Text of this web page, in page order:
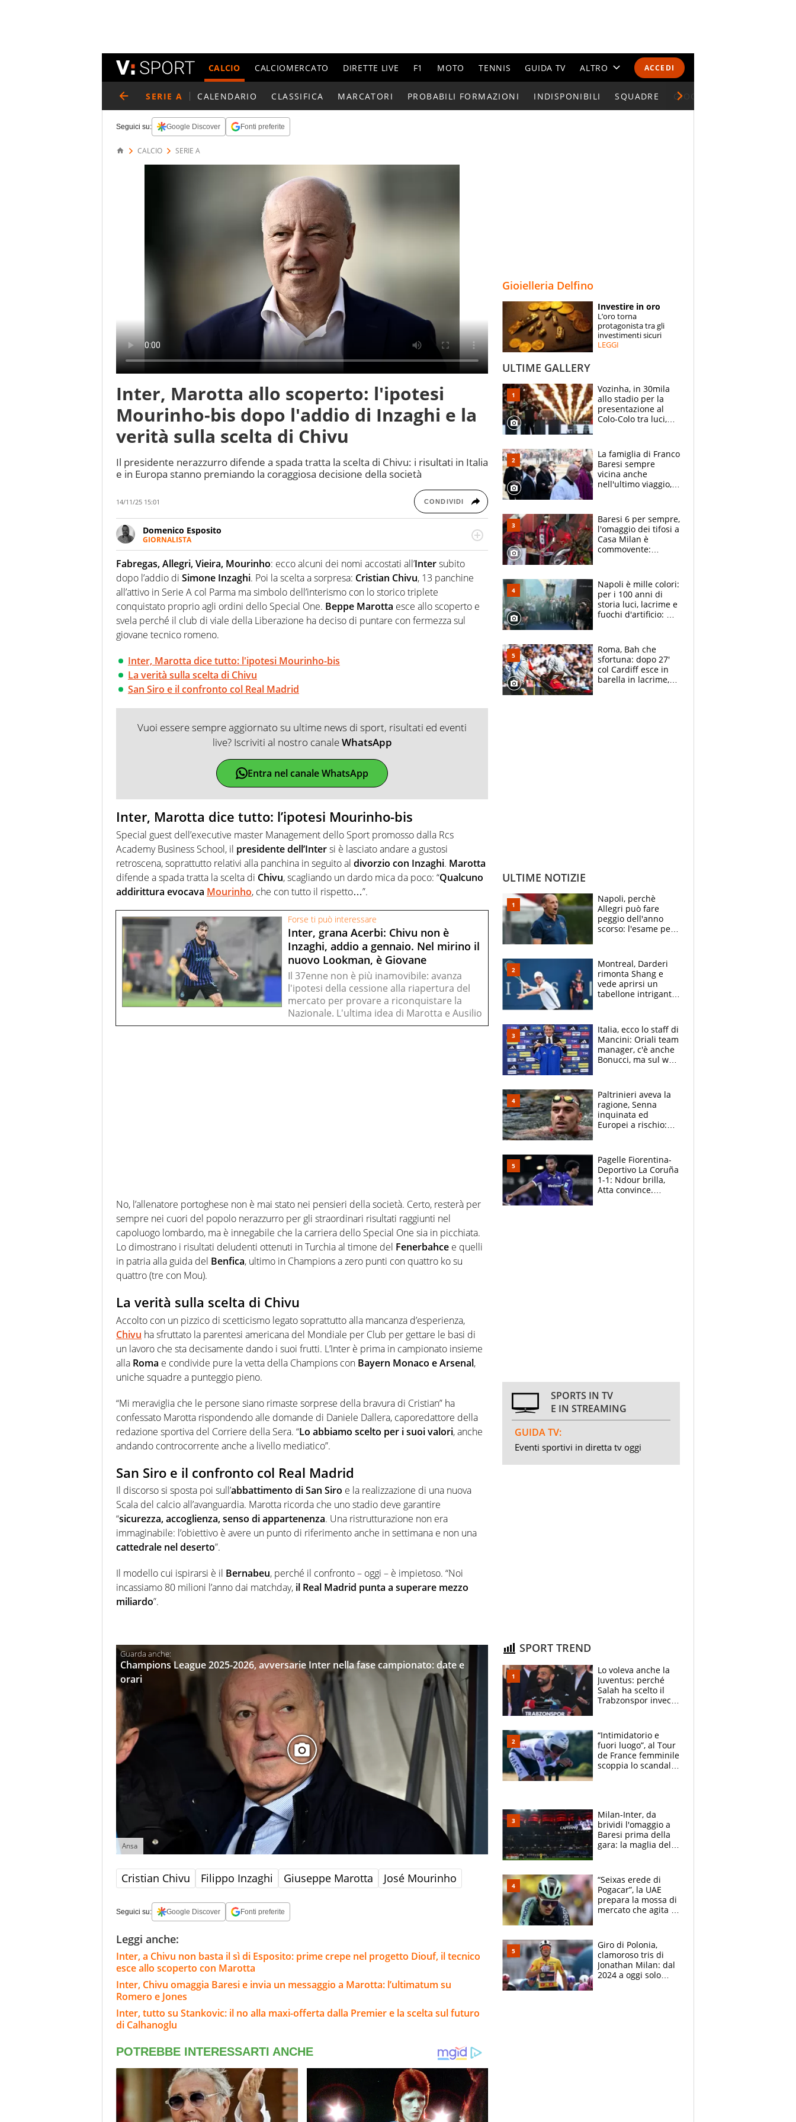
ACCEDI
CALCIO CALCIOMERCATO DIRETTE LIVE F1 MOTO TENNIS GUIDA TV ALTRO
CALENDARI E CLASSIFICHE
ESPERTI
CONTATTI
SERIE A CALENDARIO CLASSIFICA MARCATORI PROBABILI FORMAZIONI INDISPONIBILI SQUADRE GIOCATORI SERIE A
Seguici su: Google Discover Fonti preferite
CALCIO SERIE A
Inter, Marotta allo scoperto: l'ipotesi
Mourinho-bis dopo l'addio di Inzaghi e la
verità sulla scelta di Chivu
Il presidente nerazzurro difende a spada tratta la scelta di Chivu: i risultati in Italia
e in Europa stanno premiando la coraggiosa decisione della società
14/11/25 15:01 CONDIVIDI
Domenico Esposito
GIORNALISTA
Da vent’anni in campo e sul campo per vivere ogni evento in tutte le sue sfaccettature.
Passione smisurata per il calcio e per la sfera di cuoio. Il pallone è una cosa serissima,
guai a dirgli di no
Fabregas, Allegri, Vieira, Mourinho: ecco alcuni dei nomi accostati all’Intersubito
dopo l’addio di Simone Inzaghi. Poi la scelta a sorpresa: Cristian Chivu, 13 panchine
all’attivo in Serie A col Parma ma simbolo dell’interismo con lo storico triplete
conquistato proprio agli ordini dello Special One. Beppe Marotta esce allo scoperto e
svela perché il club di viale della Liberazione ha deciso di puntare con fermezza sul
giovane tecnico romeno.
Inter, Marotta dice tutto: l'ipotesi Mourinho-bis
La verità sulla scelta di Chivu
San Siro e il confronto col Real Madrid
Vuoi essere sempre aggiornato su ultime news di sport, risultati ed eventi
live? Iscriviti al nostro canaleWhatsApp
Entra nel canale WhatsApp
Inter, Marotta dice tutto: l’ipotesi Mourinho-bis
Special guest dell’executive master Management dello Sport promosso dalla Rcs
Academy Business School, il presidente dell’Intersi è lasciato andare a gustosi
retroscena, soprattutto relativi alla panchina in seguito al divorzio con Inzaghi. Marotta
difende a spada tratta la scelta di Chivu, scagliando un dardo mica da poco: “Qualcuno
addirittura evocava Mourinho, che con tutto il rispetto…”.
Forse ti può interessare
Inter, grana Acerbi: Chivu non è
Inzaghi, addio a gennaio. Nel mirino il
nuovo Lookman, è Giovane
Il 37enne non è più inamovibile: avanza
l'ipotesi della cessione alla riapertura del
mercato per provare a riconquistare la
Nazionale. L'ultima idea di Marotta e Ausilio
No, l’allenatore portoghese non è mai stato nei pensieri della società. Certo, resterà per
sempre nei cuori del popolo nerazzurro per gli straordinari risultati raggiunti nel
capoluogo lombardo, ma è innegabile che la carriera dello Special One sia in picchiata.
Lo dimostrano i risultati deludenti ottenuti in Turchia al timone del Fenerbahce e quelli
in patria alla guida del Benfica, ultimo in Champions a zero punti con quattro ko su
quattro (tre con Mou).
La verità sulla scelta di Chivu
Accolto con un pizzico di scetticismo legato soprattutto alla mancanza d’esperienza,
Chivu ha sfruttato la parentesi americana del Mondiale per Club per gettare le basi di
un lavoro che sta decisamente dando i suoi frutti. L’Inter è prima in campionato insieme
alla Roma e condivide pure la vetta della Champions con Bayern Monaco e Arsenal,
uniche squadre a punteggio pieno.
“Mi meraviglia che le persone siano rimaste sorprese della bravura di Cristian” ha
confessato Marotta rispondendo alle domande di Daniele Dallera, caporedattore della
redazione sportiva del Corriere della Sera. “Lo abbiamo scelto per i suoi valori, anche
andando controcorrente anche a livello mediatico”.
San Siro e il confronto col Real Madrid
Il discorso si sposta poi sull’abbattimento di San Siro e la realizzazione di una nuova
Scala del calcio all’avanguardia. Marotta ricorda che uno stadio deve garantire
“sicurezza, accoglienza, senso di appartenenza. Una ristrutturazione non era
immaginabile: l’obiettivo è avere un punto di riferimento anche in settimana e non una
cattedrale nel deserto”.
Il modello cui ispirarsi è il Bernabeu, perché il confronto – oggi – è impietoso. “Noi
incassiamo 80 milioni l’anno dai matchday, il Real Madrid punta a superare mezzo
miliardo”.
Champions League 2025-2026, avversarie Inter nella fase campionato: date e
orari
Ansa
Cristian Chivu Filippo Inzaghi Giuseppe Marotta José Mourinho
Seguici su: Google Discover Fonti preferite
Leggi anche:
Inter, a Chivu non basta il sì di Esposito: prime crepe nel progetto Diouf, il tecnico
esce allo scoperto con Marotta
Inter, Chivu omaggia Baresi e invia un messaggio a Marotta: l’ultimatum su
Romero e Jones
Inter, tutto su Stankovic: il no alla maxi-offerta dalla Premier e la scelta sul futuro
di Calhanoglu
Gioielleria Delfino
Investire in oro
L’oro torna
protagonista tra gli
investimenti sicuri
LEGGI
ULTIME GALLERY
Vozinha, in 30mila
allo stadio per la
presentazione al
Colo-Colo tra luci,
La famiglia di Franco
Baresi sempre
vicina anche
nell'ultimo viaggio,
circondati
dall'affetto dei tifosi
Baresi 6 per sempre,
l'omaggio dei tifosi a
Casa Milan è
commovente:
bigliettini
Napoli è mille colori:
per i 100 anni di
storia luci, lacrime e
fuochi d'artificio: De
Roma, Bah che
sfortuna: dopo 27'
col Cardiff esce in
barella in lacrime,
ULTIME NOTIZIE
Napoli, perchè
Allegri può fare
peggio dell'anno
scorso: l'esame per
Monopoly
Montreal, Darderi
rimonta Shang e
vede aprirsi un
tabellone intrigante:
felice del mio livello"
Italia, ecco lo staff di
Mancini: Oriali team
manager, c'è anche
Bonucci, ma sul web
Paltrinieri aveva la
ragione, Senna
inquinata ed
Europei a rischio:
adesso
Pagelle Fiorentina-
Deportivo La Coruña
1-1: Ndour brilla,
Atta convince.
SPORTS IN TV
E IN STREAMING
GUIDA TV:
Eventi sportivi in diretta tv oggi
SPORT TREND
Lo voleva anche la
Juventus: perché
Salah ha scelto il
Trabzonspor invece
“Intimidatorio e
fuori luogo”, al Tour
de France femminile
scoppia lo scandalo:
Milan-Inter, da
brividi l'omaggio a
Baresi prima della
gara: la maglia del
“Seixas erede di
Pogacar”, la UAE
prepara la mossa di
mercato che agita la
a Burgos
Giro di Polonia,
clamoroso tris di
Jonathan Milan: dal
2024 a oggi solo